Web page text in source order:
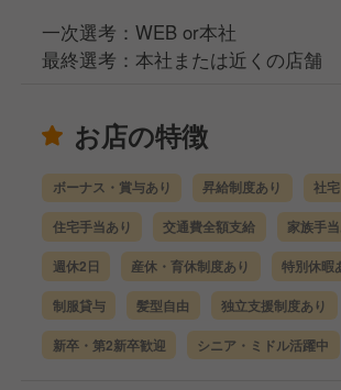
一次選考：WEB or本社
最終選考：本社または近くの店舗
お店の特徴
ボーナス・賞与あり 昇給制度あり 社
住宅手当あり 交通費全額支給 家族手
週休2日 産休・育休制度あり 特別休暇
制服貸与 髪型自由 独立支援制度あり
新卒・第2新卒歓迎 シニア・ミドル活躍中